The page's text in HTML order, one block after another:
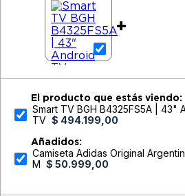
+
El producto que estás viendo:
Smart TV BGH B4325FS5A | 43"
TV $ 494.199,00
Añadidos:
Camiseta Adidas Original
M $ 50.999,00